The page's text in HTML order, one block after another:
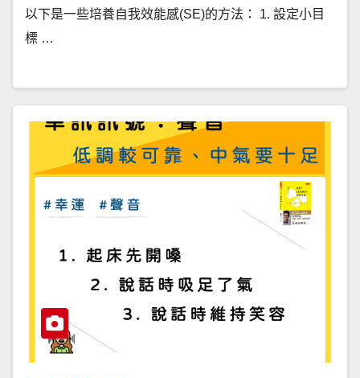
以下是一些培養自我效能感(SE)的方法： 1. 設定小目
標 …